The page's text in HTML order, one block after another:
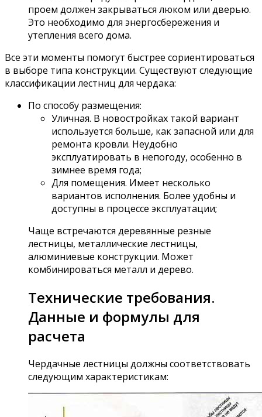
проем должен закрываться люком или дверью.
Это необходимо для энергосбережения и
утепления всего дома.
Все эти моменты помогут быстрее сориентироваться
в выборе типа конструкции. Существуют следующие
классификации лестниц для чердака:
По способу размещения:
Уличная. В новостройках такой вариант
используется больше, как запасной или для
ремонта кровли. Неудобно
эксплуатировать в непогоду, особенно в
зимнее время года;
Для помещения. Имеет несколько
вариантов исполнения. Более удобны и
доступны в процессе эксплуатации;
Чаще встречаются деревянные резные
лестницы, металлические лестницы,
алюминиевые конструкции. Может
комбинироваться металл и дерево.
Технические требования.
Данные и формулы для
расчета
Чердачные лестницы должны соответствовать
следующим характеристикам: